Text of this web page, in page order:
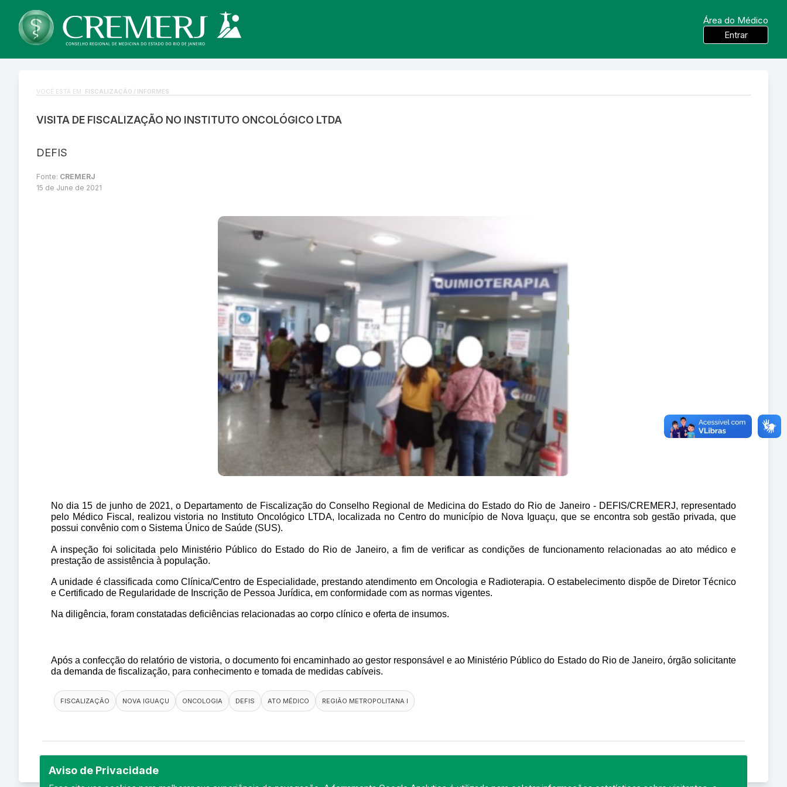
Área do Médico
Entrar
Aviso de Privacidade
VOCÊ ESTÁ EM: FISCALIZAÇÃO / INFORMES
VISITA DE FISCALIZAÇÃO NO INSTITUTO ONCOLÓGICO LTDA
DEFIS
Fonte: CREMERJ
15 de June de 2021
No dia 15 de junho de 2021, o Departamento de Fiscalização do Conselho Regional de Medicina do Estado do Rio de Janeiro - DEFIS/CREMERJ, representado
pelo Médico Fiscal, realizou vistoria no Instituto Oncológico LTDA, localizada no Centro do município de Nova Iguaçu, que se encontra sob gestão privada, que
possui convênio com o Sistema Único de Saúde (SUS).
A inspeção foi solicitada pelo Ministério Público do Estado do Rio de Janeiro, a fim de verificar as condições de funcionamento relacionadas ao ato médico e
prestação de assistência à população.
A unidade é classificada como Clínica/Centro de Especialidade, prestando atendimento em Oncologia e Radioterapia. O estabelecimento dispõe de Diretor Técnico
e Certificado de Regularidade de Inscrição de Pessoa Jurídica, em conformidade com as normas vigentes.
Na diligência, foram constatadas deficiências relacionadas ao corpo clínico e oferta de insumos.
Após a confecção do relatório de vistoria, o documento foi encaminhado ao gestor responsável e ao Ministério Público do Estado do Rio de Janeiro, órgão solicitante
da demanda de fiscalização, para conhecimento e tomada de medidas cabíveis.
FISCALIZAÇÃO NOVA IGUAÇU ONCOLOGIA DEFIS ATO MÉDICO REGIÃO METROPOLITANA I